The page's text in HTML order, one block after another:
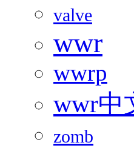
valve
wwr
wwrp
wwr中
zomb